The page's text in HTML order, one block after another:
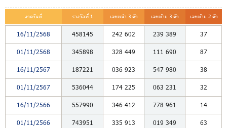
งวดวันที่ รางวัลที่ 1 เลขหน้า 3 ตัว เลขท้าย 3 ตัว เลขท้าย 2 ตัว
16/11/2568 458145 242 602 239 389 37
01/11/2568 345898 328 449 111 690 87
16/11/2567 187221 036 923 547 980 38
01/11/2567 536044 174 225 063 231 32
16/11/2566 557990 346 412 778 961 14
01/11/2566 743951 335 913 019 349 63